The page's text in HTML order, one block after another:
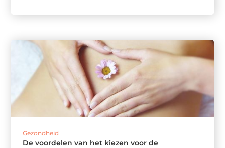
Gezondheid
De voordelen van het kiezen voor de